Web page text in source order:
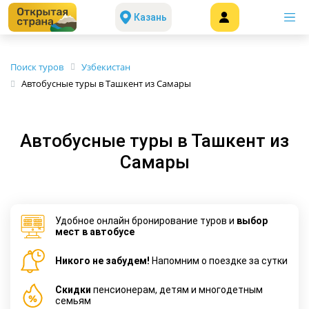
Казань
Поиск туров
Узбекистан
Автобусные туры в Ташкент из Самары
Автобусные туры в Ташкент из
Самары
Удобное онлайн бронирование туров и выбор
мест в автобусе
Никого не забудем! Напомним о поездке за сутки
Cкидки пенсионерам, детям и многодетным
семьям